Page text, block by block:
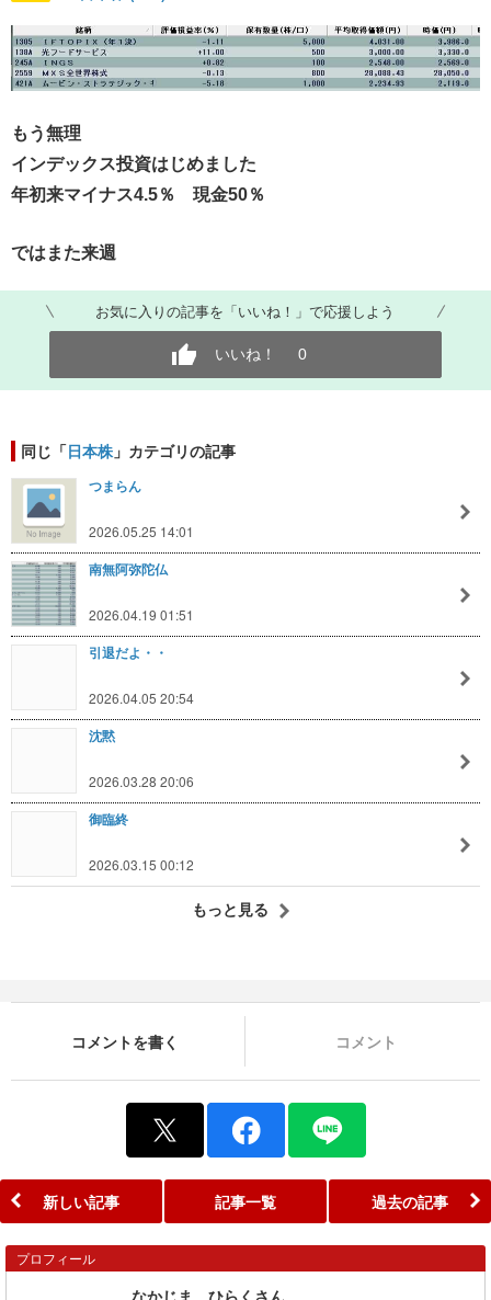
もう無理
インデックス投資はじめました
年初来マイナス4.5％ 現金50％
ではまた来週
お気に入りの記事を「いいね！」で応援しよう
いいね！ 0
同じ「日本株」カテゴリの記事
つまらん
2026.05.25 14:01
南無阿弥陀仏
2026.04.19 01:51
引退だよ・・
2026.04.05 20:54
沈黙
2026.03.28 20:06
御臨終
2026.03.15 00:12
もっと見る
コメントを書く コメント
新しい記事 記事一覧 過去の記事
プロフィール